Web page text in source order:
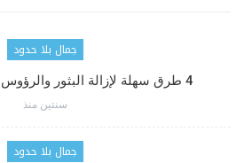
جمال بلا حدود
4 طرق سهلة لإزالة البثور والرؤوس السوداء عن الظهر
سنتين منذ
جمال بلا حدود